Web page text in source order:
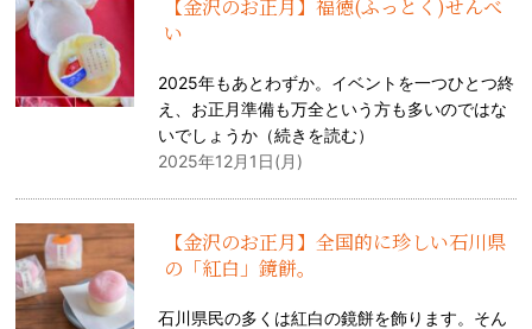
【金沢のお正月】福徳(ふっとく)せんべ
い
2025年もあとわずか。イベントを一つひとつ終
え、お正月準備も万全という方も多いのではな
いでしょうか（続きを読む）
2025年12月1日(月)
【金沢のお正月】全国的に珍しい石川県
の「紅白」鏡餅。
石川県民の多くは紅白の鏡餅を飾ります。そん